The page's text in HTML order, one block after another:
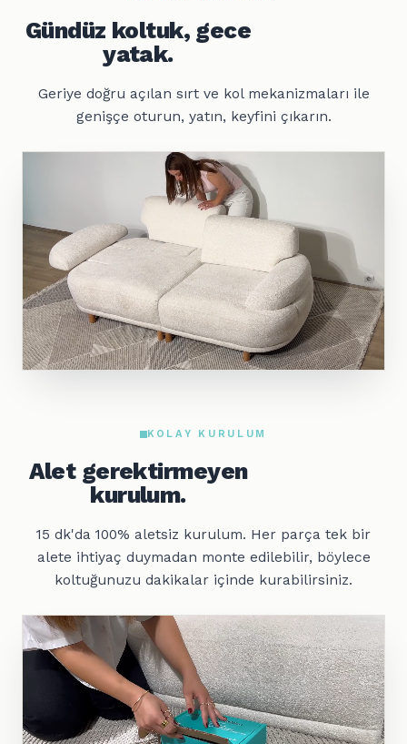
Gündüz koltuk, gece
yatak.
Geriye doğru açılan sırt ve kol mekanizmaları ile
genişçe oturun, yatın, keyfini çıkarın.
KOLAY KURULUM
Alet gerektirmeyen
kurulum.
15 dk'da 100% aletsiz kurulum. Her parça tek bir
alete ihtiyaç duymadan monte edilebilir, böylece
koltuğunuzu dakikalar içinde kurabilirsiniz.